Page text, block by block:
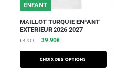
ENFANT
MAILLOT TURQUIE ENFANT
EXTERIEUR 2026 2027
64.90€ 39.90€
Choix des options